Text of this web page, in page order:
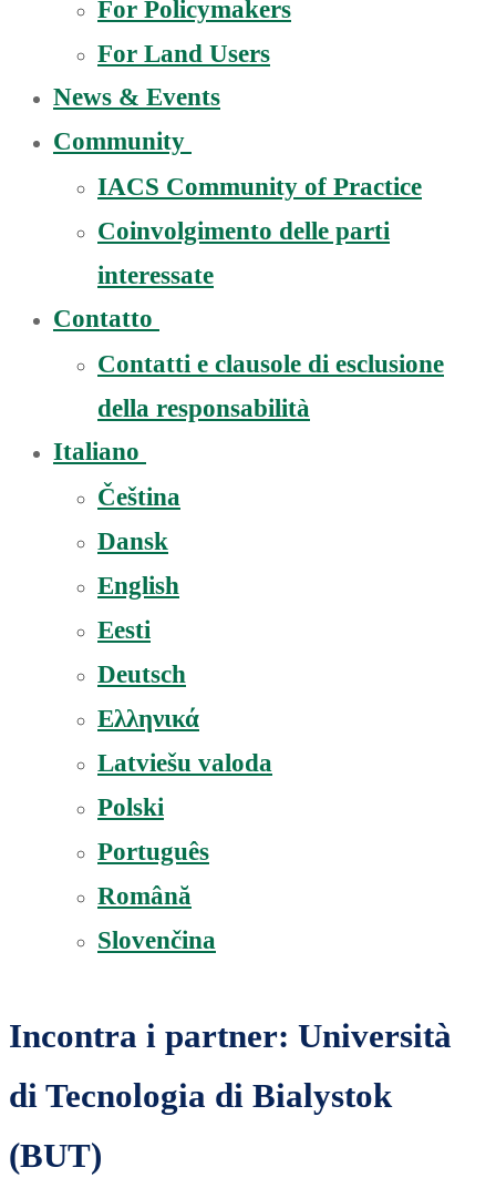
For Policymakers
For Land Users
News & Events
Community
IACS Community of Practice
Coinvolgimento delle parti
interessate
Contatto
Contatti e clausole di esclusione
della responsabilità
Italiano
Čeština
Dansk
English
Eesti
Deutsch
Ελληνικά
Latviešu valoda
Polski
Português
Română
Slovenčina
Incontra i partner: Università
di Tecnologia di Bialystok
(BUT)